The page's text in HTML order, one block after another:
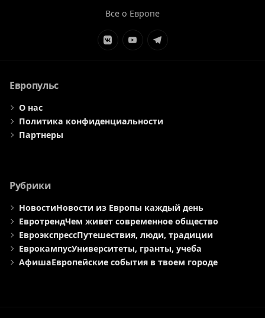
Все о Европе
ЭлементЭлементЭлемент
Европульс
О нас
Политика конфиденциальности
Партнеры
Рубрики
НовостиНовости из Европы каждый день
ЕвротрендЧем живет современное общество
ЕвроэкспрессПутешествия, люди, традиции
ЕврокампусУниверситеты, гранты, учеба
АфишаЕвропейские события в твоем городе